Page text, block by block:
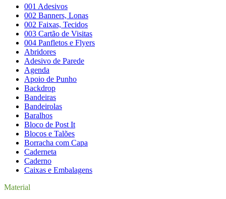
001 Adesivos
002 Banners, Lonas
002 Faixas, Tecidos
003 Cartão de Visitas
004 Panfletos e Flyers
Abridores
Adesivo de Parede
Agenda
Apoio de Punho
Backdrop
Bandeiras
Bandeirolas
Baralhos
Bloco de Post It
Blocos e Talões
Borracha com Capa
Caderneta
Caderno
Caixas e Embalagens
Material